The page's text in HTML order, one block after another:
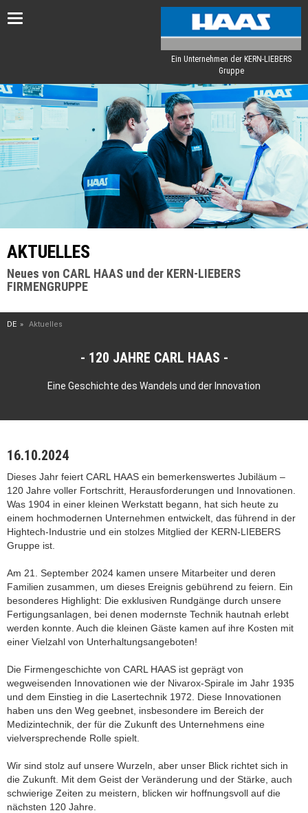
Toggle
Ein Unternehmen der KERN-LIEBERS
Gruppe
AKTUELLES
Neues von CARL HAAS und der KERN-LIEBERS
FIRMENGRUPPE
DE Aktuelles
120 JAHRE CARL HAAS
Eine Geschichte des Wandels und der Innovation
16.10.2024
Dieses Jahr feiert CARL HAAS ein bemerkenswertes Jubiläum –
120 Jahre voller Fortschritt, Herausforderungen und Innovationen.
Was 1904 in einer kleinen Werkstatt begann, hat sich heute zu
einem hochmodernen Unternehmen entwickelt, das führend in der
Hightech-Industrie und ein stolzes Mitglied der KERN-LIEBERS
Gruppe ist.
Am 21. September 2024 kamen unsere Mitarbeiter und deren
Familien zusammen, um dieses Ereignis gebührend zu feiern. Ein
besonderes Highlight: Die exklusiven Rundgänge durch unsere
Fertigungsanlagen, bei denen modernste Technik hautnah erlebt
werden konnte. Auch die kleinen Gäste kamen auf ihre Kosten mit
einer Vielzahl von Unterhaltungsangeboten!
Die Firmengeschichte von CARL HAAS ist geprägt von
wegweisenden Innovationen wie der Nivarox-Spirale im Jahr 1935
und dem Einstieg in die Lasertechnik 1972. Diese Innovationen
haben uns den Weg geebnet, insbesondere im Bereich der
Medizintechnik, der für die Zukunft des Unternehmens eine
vielversprechende Rolle spielt.
Wir sind stolz auf unsere Wurzeln, aber unser Blick richtet sich in
die Zukunft. Mit dem Geist der Veränderung und der Stärke, auch
schwierige Zeiten zu meistern, blicken wir hoffnungsvoll auf die
nächsten 120 Jahre.